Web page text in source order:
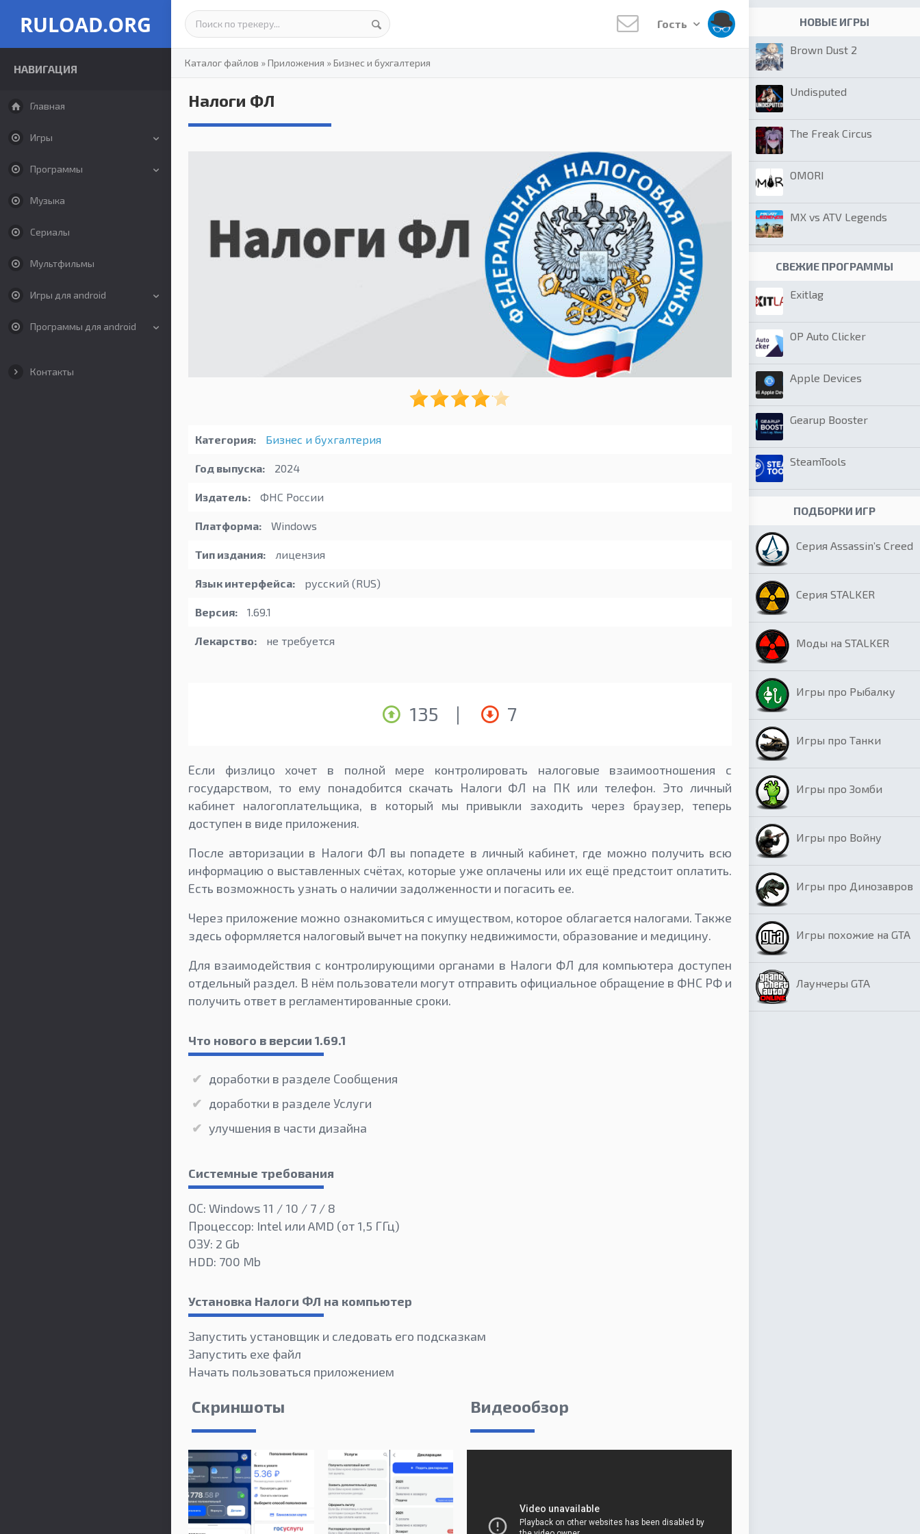
RULOAD.ORG
НАВИГАЦИЯ
Главная
Игры
Программы
Музыка
Сериалы
Мультфильмы
Игры для android
Программы для android
Контакты
Гость
Каталог файлов »Приложения »Бизнес и бухгалтерия
Налоги ФЛ
Категория: Бизнес и бухгалтерия
Год выпуска: 2024
Издатель: ФНС России
Платформа: Windows
Тип издания: лицензия
Язык интерфейса: русский (RUS)
Версия: 1.69.1
Лекарство: не требуется
135 | 7
Если физлицо хочет в полной мере контролировать налоговые взаимоотношения с
государством, то ему понадобится скачать Налоги ФЛ на ПК или телефон. Это личный
кабинет налогоплательщика, в который мы привыкли заходить через браузер, теперь
доступен в виде приложения.
После авторизации в Налоги ФЛ вы попадете в личный кабинет, где можно получить всю
информацию о выставленных счётах, которые уже оплачены или их ещё предстоит оплатить.
Есть возможность узнать о наличии задолженности и погасить ее.
Через приложение можно ознакомиться с имуществом, которое облагается налогами. Также
здесь оформляется налоговый вычет на покупку недвижимости, образование и медицину.
Для взаимодействия с контролирующими органами в Налоги ФЛ для компьютера доступен
отдельный раздел. В нём пользователи могут отправить официальное обращение в ФНС РФ и
получить ответ в регламентированные сроки.
Что нового в версии 1.69.1
доработки в разделе Сообщения
доработки в разделе Услуги
улучшения в части дизайна
Системные требования
ОС: Windows 11 / 10 / 7 / 8
Процессор: Intel или AMD (от 1,5 ГГц)
ОЗУ: 2 Gb
HDD: 700 Mb
Установка Налоги ФЛ на компьютер
Запустить установщик и следовать его подсказкам
Запустить exe файл
Начать пользоваться приложением
Скриншоты Видеообзор
НОВЫЕ ИГРЫ
Brown Dust 2
Undisputed
The Freak Circus
OMORI
MX vs ATV Legends
СВЕЖИЕ ПРОГРАММЫ
Exitlag
OP Auto Clicker
Apple Devices
Gearup Booster
SteamTools
ПОДБОРКИ ИГР
Серия Assassin’s Creed
Серия STALKER
Моды на STALKER
Игры про Рыбалку
Игры про Танки
Игры про Зомби
Игры про Войну
Игры про Динозавров
Игры похожие на GTA
Лаунчеры GTA